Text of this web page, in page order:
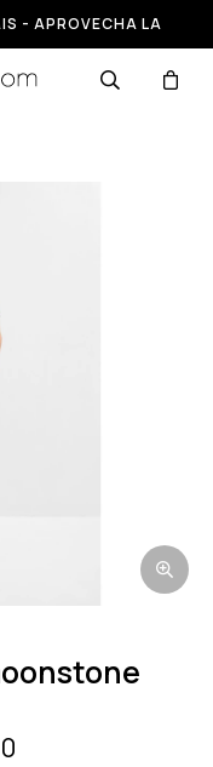
- APROVECHA LA
OFF